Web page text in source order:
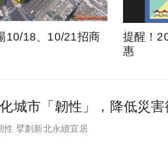
10/18、10/21招商
提醒！
惠
城市「韌性」，降低災
性 擘劃新北永續宜居